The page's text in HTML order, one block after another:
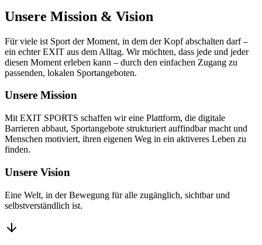
Unsere Mission & Vision
Für viele ist Sport der Moment, in dem der Kopf abschalten darf –
ein echter EXIT aus dem Alltag. Wir möchten, dass jede und jeder
diesen Moment erleben kann – durch den einfachen Zugang zu
passenden, lokalen Sportangeboten.
Unsere Mission
Mit EXIT SPORTS schaffen wir eine Plattform, die digitale
Barrieren abbaut, Sportangebote strukturiert auffindbar macht und
Menschen motiviert, ihren eigenen Weg in ein aktiveres Leben zu
finden.
Unsere Vision
Eine Welt, in der Bewegung für alle zugänglich, sichtbar und
selbstverständlich ist.